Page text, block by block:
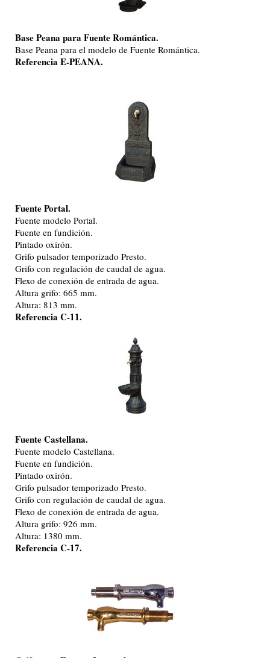
Base Peana para Fuente Romántica.
Base Peana para el modelo de Fuente Romántica.
Referencia E-PEANA.
Fuente Portal.
Fuente modelo Portal.
Fuente en fundición.
Pintado oxirón.
Grifo pulsador temporizado Presto.
Grifo con regulación de caudal de agua.
Flexo de conexión de entrada de agua.
Altura grifo: 665 mm.
Altura: 813 mm.
Referencia C-11.
Fuente Castellana.
Fuente modelo Castellana.
Fuente en fundición.
Pintado oxirón.
Grifo pulsador temporizado Presto.
Grifo con regulación de caudal de agua.
Flexo de conexión de entrada de agua.
Altura grifo: 926 mm.
Altura: 1380 mm.
Referencia C-17.